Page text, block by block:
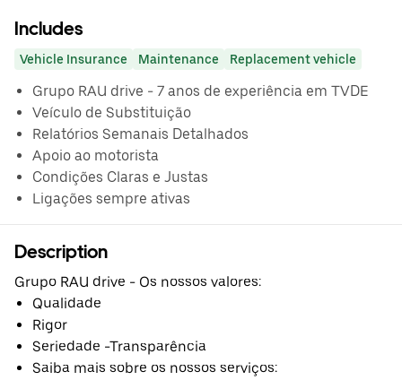
Includes
Vehicle Insurance Maintenance Replacement vehicle
Grupo RAU drive - 7 anos de experiência em TVDE
Veículo de Substituição
Relatórios Semanais Detalhados
Apoio ao motorista
Condições Claras e Justas
Ligações sempre ativas
Description
Grupo RAU drive - Os nossos valores:
Qualidade
Rigor
Seriedade -Transparência
Saiba mais sobre os nossos serviços: